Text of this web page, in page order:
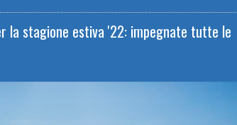
la stagione estiva '22: impegnate tutte le